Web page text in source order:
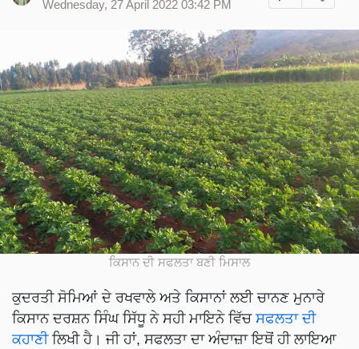
Wednesday, 27 April 2022 03:42 PM
ਕਿਸਾਨ ਦੀ ਸਫਲਤਾ ਬਣੀ ਮਿਸਾਲ
ਕੁਦਰਤੀ ਸੋਮਿਆਂ ਦੇ ਰਖਵਾਲੇ ਅਤੇ ਕਿਸਾਨਾਂ ਲਈ ਚਾਨਣ ਮੁਨਾਰੇ
ਕਿਸਾਨ ਦਰਸ਼ਨ ਸਿੰਘ ਸਿੱਧੂ ਨੇ ਸਹੀ ਮਾਇਨੇ ਵਿੱਚ ਸਫਲਤਾ ਦੀ
ਕਹਾਣੀਲਿਖੀ ਹੈ। ਜੀ ਹਾਂ, ਸਫਲਤਾ ਦਾ ਅੰਦਾਜ਼ਾ ਇਥੋਂ ਹੀ ਲਾਇਆ